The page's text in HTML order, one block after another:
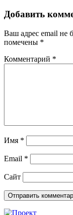
Добавить
Ваш адрес email не
помечены *
Комментарий *
Имя *
Email *
Сайт